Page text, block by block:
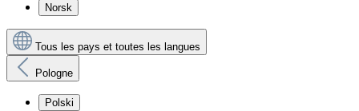
Norsk
Tous les pays et toutes les langues
Pologne
Polski